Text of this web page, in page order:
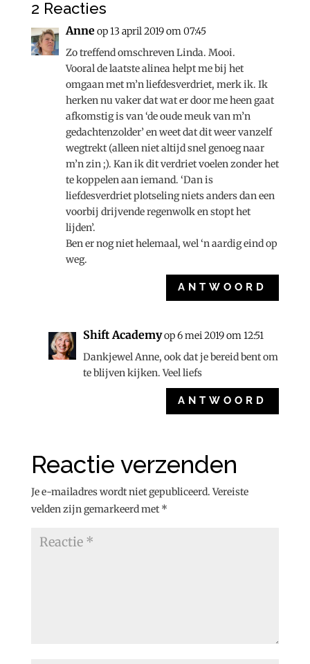
2 Reacties
Anneop 13 april 2019 om 07:45
Zo treffend omschreven Linda. Mooi.
Vooral de laatste alinea helpt me bij het
omgaan met m’n liefdesverdriet, merk ik. Ik
herken nu vaker dat wat er door me heen gaat
afkomstig is van ‘de oude meuk van m’n
gedachtenzolder’ en weet dat dit weer vanzelf
wegtrekt (alleen niet altijd snel genoeg naar
m’n zin ;). Kan ik dit verdriet voelen zonder het
te koppelen aan iemand. ‘Dan is
liefdesverdriet plotseling niets anders dan een
voorbij drijvende regenwolk en stopt het
lijden’.
Ben er nog niet helemaal, wel ‘n aardig eind op
weg.
ANTWOORD
Shift Academyop 6 mei 2019 om 12:51
Dankjewel Anne, ook dat je bereid bent om
te blijven kijken. Veel liefs
ANTWOORD
Reactie verzenden
Je e-mailadres wordt niet gepubliceerd. Vereiste
velden zijn gemarkeerd met *